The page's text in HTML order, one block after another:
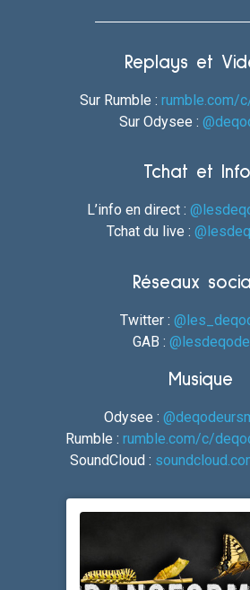
Replays et
Sur Rumble : rumble.com/
Sur Odysee :
Tchat et
L’info en direct :
Tchat du live :
Réseaux
Twitter :
GAB :
Musique
Odysee :
Rumble : rumble.com/c/
SoundCloud :